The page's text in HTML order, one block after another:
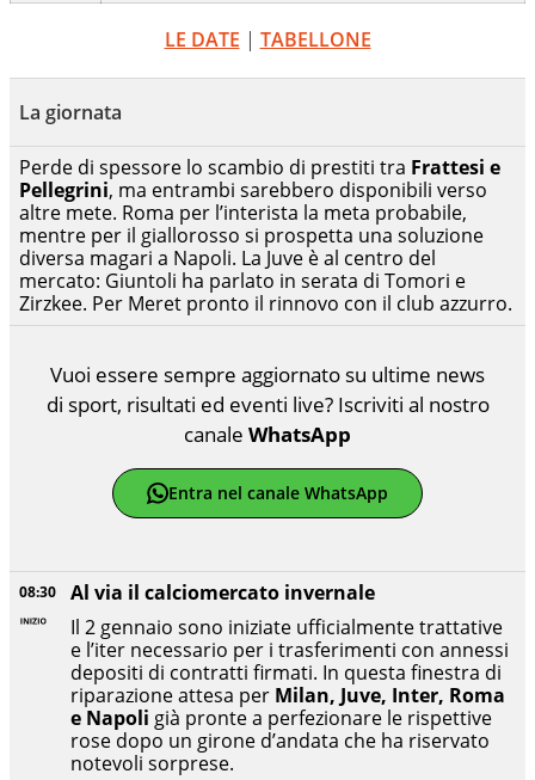
LE DATE | TABELLONE
La giornata
Perde di spessore lo scambio di prestiti tra Frattesi e
Pellegrini, ma entrambi sarebbero disponibili verso
altre mete. Roma per l’interista la meta probabile,
mentre per il giallorosso si prospetta una soluzione
diversa magari a Napoli. La Juve è al centro del
mercato: Giuntoli ha parlato in serata di Tomori e
Zirzkee. Per Meret pronto il rinnovo con il club azzurro.
08:30
Al via il calciomercato invernale
Il 2 gennaio sono iniziate ufficialmente trattative
e l’iter necessario per i trasferimenti con annessi
depositi di contratti firmati. In questa finestra di
riparazione attesa per Milan, Juve, Inter, Roma
e Napoli già pronte a perfezionare le rispettive
rose dopo un girone d’andata che ha riservato
notevoli sorprese.
Vuoi essere sempre aggiornato su ultime news
di sport, risultati ed eventi live? Iscriviti al nostro
canale WhatsApp
Entra nel canale WhatsApp